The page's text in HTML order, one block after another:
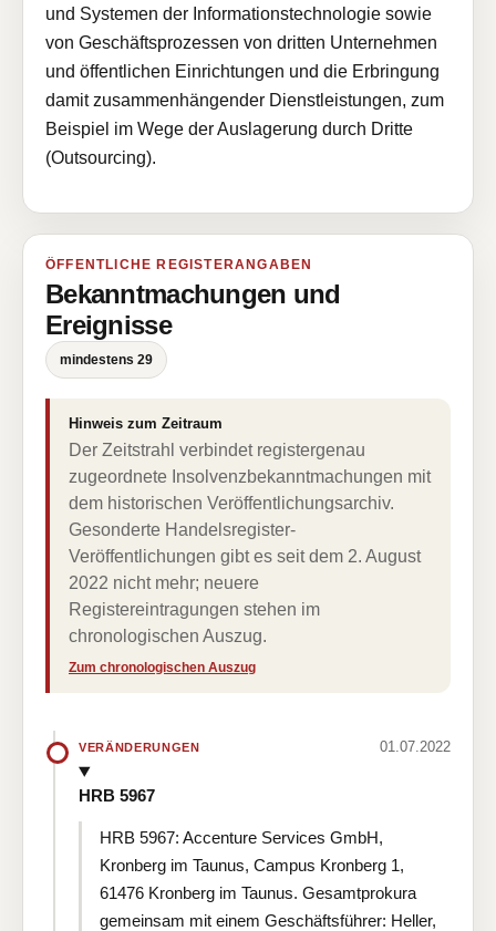
und Systemen der Informationstechnologie sowie
von Geschäftsprozessen von dritten Unternehmen
und öffentlichen Einrichtungen und die Erbringung
damit zusammenhängender Dienstleistungen, zum
Beispiel im Wege der Auslagerung durch Dritte
(Outsourcing).
ÖFFENTLICHE REGISTERANGABEN
Bekanntmachungen und
Ereignisse
mindestens 29
Hinweis zum Zeitraum
Der Zeitstrahl verbindet registergenau
zugeordnete Insolvenzbekanntmachungen mit
dem historischen Veröffentlichungsarchiv.
Gesonderte Handelsregister-
Veröffentlichungen gibt es seit dem 2. August
2022 nicht mehr; neuere
Registereintragungen stehen im
chronologischen Auszug.
Zum chronologischen Auszug
VERÄNDERUNGEN 01.07.2022
HRB 5967
HRB 5967: Accenture Services GmbH,
Kronberg im Taunus, Campus Kronberg 1,
61476 Kronberg im Taunus. Gesamtprokura
gemeinsam mit einem Geschäftsführer: Heller,